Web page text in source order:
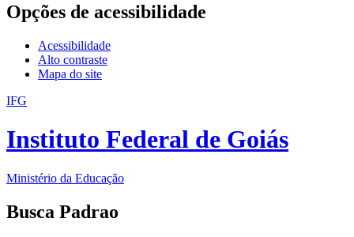
Opções de acessibilidade
Acessibilidade
Alto contraste
Mapa do site
IFG
Instituto Federal de Goiás
Ministério da Educação
Busca Padrao